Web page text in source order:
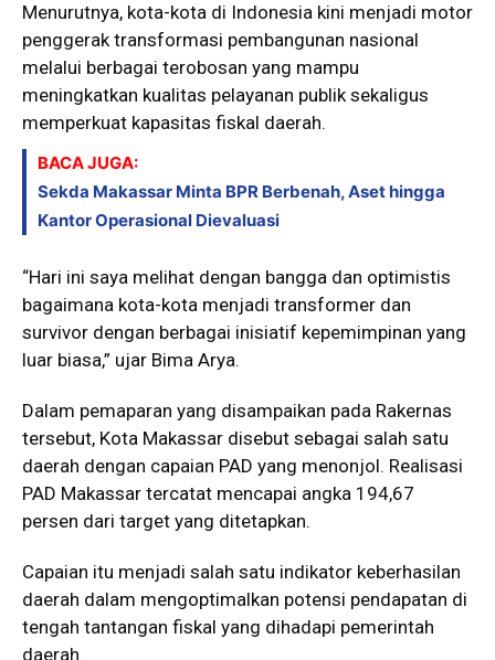
Menurutnya, kota-kota di Indonesia kini menjadi motor
penggerak transformasi pembangunan nasional
melalui berbagai terobosan yang mampu
meningkatkan kualitas pelayanan publik sekaligus
memperkuat kapasitas fiskal daerah.
BACA JUGA:
Sekda Makassar Minta BPR Berbenah, Aset hingga
Kantor Operasional Dievaluasi
“Hari ini saya melihat dengan bangga dan optimistis
bagaimana kota-kota menjadi transformer dan
survivor dengan berbagai inisiatif kepemimpinan yang
luar biasa,” ujar Bima Arya.
Dalam pemaparan yang disampaikan pada Rakernas
tersebut, Kota Makassar disebut sebagai salah satu
daerah dengan capaian PAD yang menonjol. Realisasi
PAD Makassar tercatat mencapai angka 194,67
persen dari target yang ditetapkan.
Capaian itu menjadi salah satu indikator keberhasilan
daerah dalam mengoptimalkan potensi pendapatan di
tengah tantangan fiskal yang dihadapi pemerintah
daerah.